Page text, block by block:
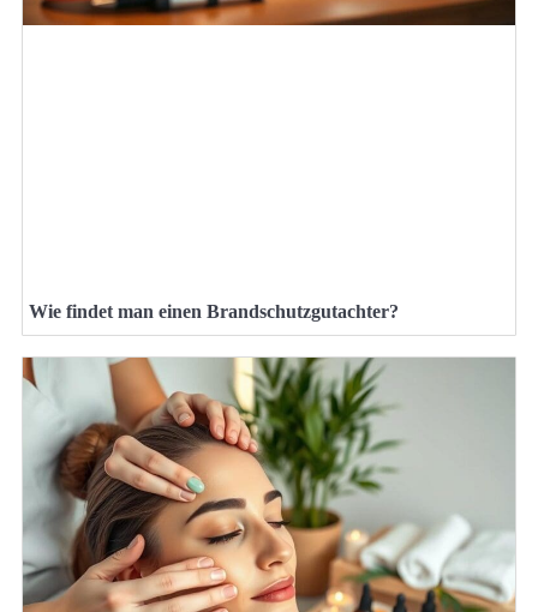
Wie findet man einen Brandschutzgutachter?